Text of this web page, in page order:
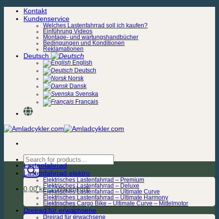
Zum
Inhalt
Kontakt
Kundenservice
Welches Lastenfahrrad soll ich kaufen?
Einführung Videos
Montage- und wartungshandbücher
Bedingungen und Konditionen
Reklamationen
Deutsch
English
Deutsch
Norsk
Dansk
Svenska
Français
Products
search
0,00kr.
Lastenfahrrad
Lastenfahrrad elektro
Elektrisches Lastenfahrrad – Premium
Elektrisches Lastenfahrrad – Deluxe
Elektrisches Lastenfahrrad – Ultimate Curve
Elektrisches Lastenfahrrad – Ultimate Harmony
Elektrisches Cargo Bike – Ultimate Curve – Mittelmotor
Dreirad für erwachsene
Dreirad für erwachsene